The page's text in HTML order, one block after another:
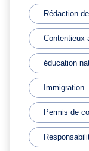
Rédaction
Contentieux
éducation
Immigration
Permis de